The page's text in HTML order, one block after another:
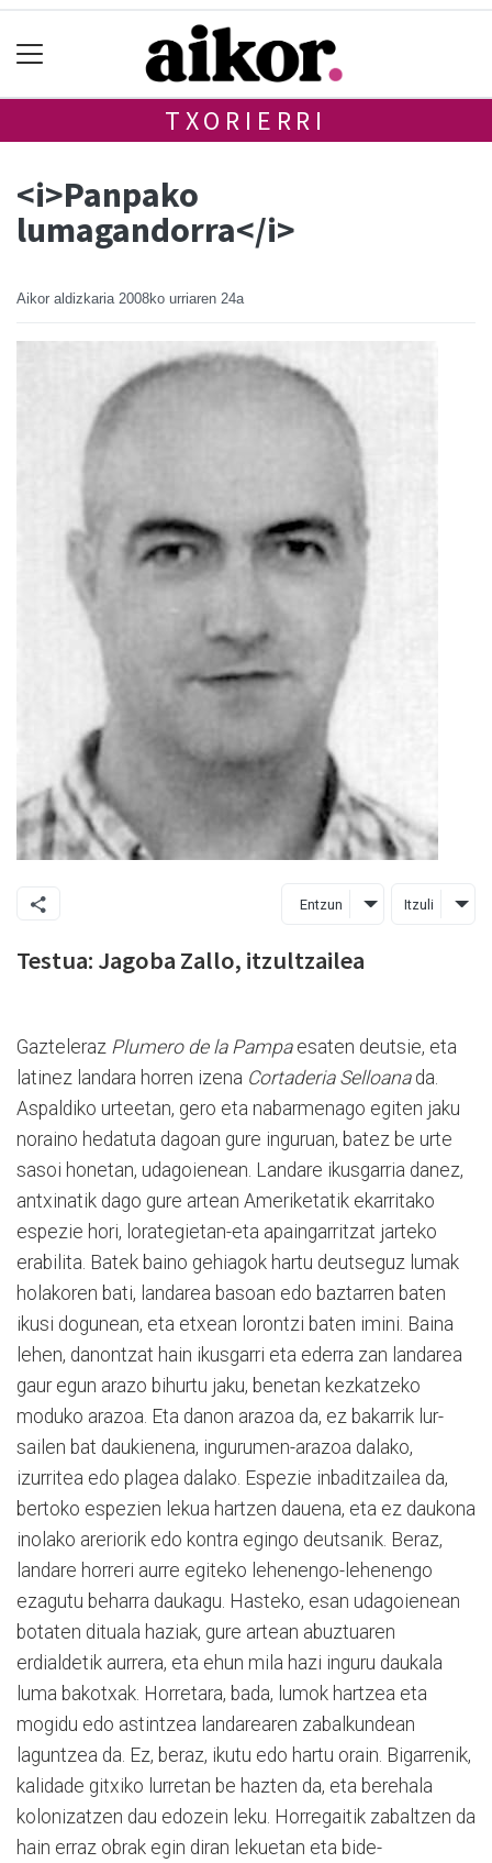
TXORIERRI
<i>Panpako
lumagandorra</i>
Aikor aldizkaria 2008ko urriaren 24a
Entzun Itzuli
Testua: Jagoba Zallo, itzultzailea
Gazteleraz Plumero de la Pampaesaten deutsie, eta
latinez landara horren izena Cortaderia Selloanada.
Aspaldiko urteetan, gero eta nabarmenago egiten jaku
noraino hedatuta dagoan gure inguruan, batez be urte
sasoi honetan, udagoienean. Landare ikusgarria danez,
antxinatik dago gure artean Ameriketatik ekarritako
espezie hori, lorategietan-eta apaingarritzat jarteko
erabilita. Batek baino gehiagok hartu deutseguz lumak
holakoren bati, landarea basoan edo baztarren baten
ikusi dogunean, eta etxean lorontzi baten imini. Baina
lehen, danontzat hain ikusgarri eta ederra zan landarea
gaur egun arazo bihurtu jaku, benetan kezkatzeko
moduko arazoa. Eta danon arazoa da, ez bakarrik lur-
sailen bat daukienena, ingurumen-arazoa dalako,
izurritea edo plagea dalako. Espezie inbaditzailea da,
bertoko espezien lekua hartzen dauena, eta ez daukona
inolako areriorik edo kontra egingo deutsanik. Beraz,
landare horreri aurre egiteko lehenengo-lehenengo
ezagutu beharra daukagu. Hasteko, esan udagoienean
botaten dituala haziak, gure artean abuztuaren
erdialdetik aurrera, eta ehun mila hazi inguru daukala
luma bakotxak. Horretara, bada, lumok hartzea eta
mogidu edo astintzea landarearen zabalkundean
laguntzea da. Ez, beraz, ikutu edo hartu orain. Bigarrenik,
kalidade gitxiko lurretan be hazten da, eta berehala
kolonizatzen dau edozein leku. Horregaitik zabaltzen da
hain erraz obrak egin diran lekuetan eta bide-